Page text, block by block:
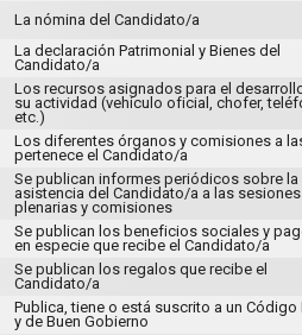
La nómina del Candidato/a
La declaración Patrimonial y Bienes del
Candidato/a
Los recursos asignados para el
su actividad (vehículo oficial, chofer,
etc.)
Los diferentes órganos y comisiones a
pertenece el Candidato/a
Se publican informes periódicos sobre la
asistencia del Candidato/a a las sesiones
plenarias y comisiones
Se publican los beneficios sociales y
en especie que recibe el Candidato/a
Se publican los regalos que recibe el
Candidato/a
Publica, tiene o está suscrito a un Código
y de Buen Gobierno